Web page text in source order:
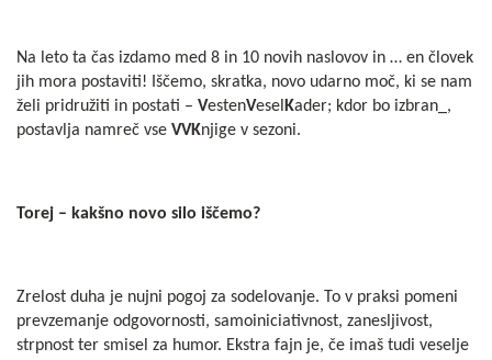
Na leto ta čas izdamo med 8 in 10 novih naslovov in … en človek
jih mora postaviti! Iščemo, skratka, novo udarno moč, ki se nam
želi pridružiti in postati – VestenVeselKader; kdor bo izbran_,
postavlja namreč vse VVKnjige v sezoni.
Torej – kakšno novo silo iščemo?
Zrelost duha je nujni pogoj za sodelovanje. To v praksi pomeni
prevzemanje odgovornosti, samoiniciativnost, zanesljivost,
strpnost ter smisel za humor. Ekstra fajn je, če imaš tudi veselje